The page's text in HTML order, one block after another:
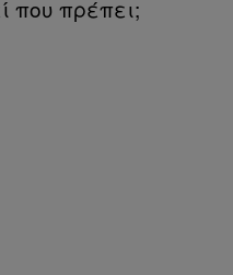
που πρέπει;